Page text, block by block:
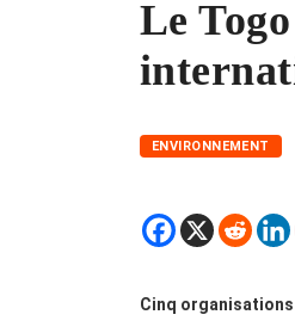
Le
ENVIRONNEMENT
Cinq organisations